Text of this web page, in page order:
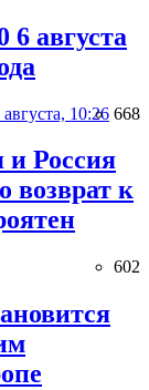
августа
августа, 10:26 668
Россия
возврат к
602